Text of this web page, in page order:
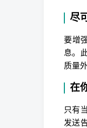
尽
要增
息。
质量
在
只有
发送